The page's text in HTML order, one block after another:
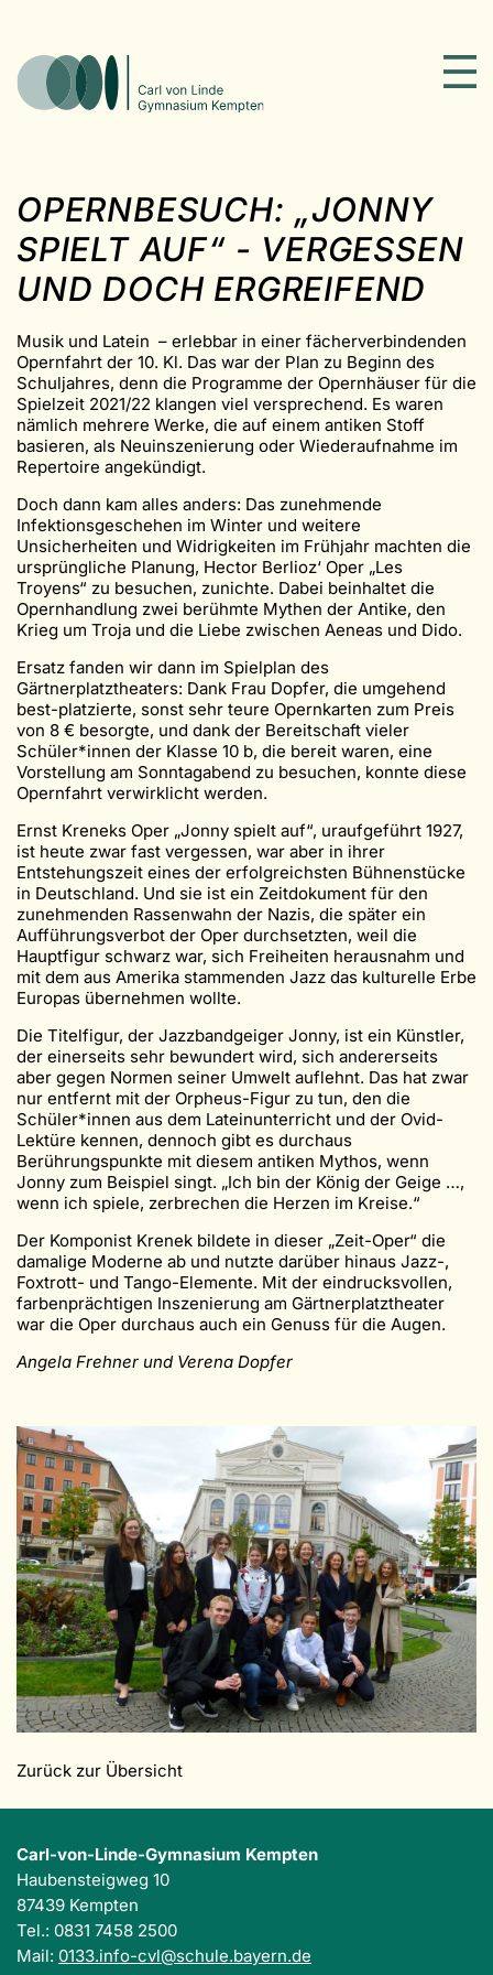
OPERNBESUCH: „JONNY
SPIELT AUF“ - VERGESSEN
UND DOCH ERGREIFEND
Musik und Latein – erlebbar in einer fächerverbindenden
Opernfahrt der 10. Kl. Das war der Plan zu Beginn des
Schuljahres, denn die Programme der Opernhäuser für die
Spielzeit 2021/22 klangen viel versprechend. Es waren
nämlich mehrere Werke, die auf einem antiken Stoff
basieren, als Neuinszenierung oder Wiederaufnahme im
Repertoire angekündigt.
Doch dann kam alles anders: Das zunehmende
Infektionsgeschehen im Winter und weitere
Unsicherheiten und Widrigkeiten im Frühjahr machten die
ursprüngliche Planung, Hector Berlioz‘ Oper „Les
Troyens“ zu besuchen, zunichte. Dabei beinhaltet die
Opernhandlung zwei berühmte Mythen der Antike, den
Krieg um Troja und die Liebe zwischen Aeneas und Dido.
Ersatz fanden wir dann im Spielplan des
Gärtnerplatztheaters: Dank Frau Dopfer, die umgehend
best-platzierte, sonst sehr teure Opernkarten zum Preis
von 8 € besorgte, und dank der Bereitschaft vieler
Schüler*innen der Klasse 10 b, die bereit waren, eine
Vorstellung am Sonntagabend zu besuchen, konnte diese
Opernfahrt verwirklicht werden.
Ernst Kreneks Oper „Jonny spielt auf“, uraufgeführt 1927,
ist heute zwar fast vergessen, war aber in ihrer
Entstehungszeit eines der erfolgreichsten Bühnenstücke
in Deutschland. Und sie ist ein Zeitdokument für den
zunehmenden Rassenwahn der Nazis, die später ein
Aufführungsverbot der Oper durchsetzten, weil die
Hauptfigur schwarz war, sich Freiheiten herausnahm und
mit dem aus Amerika stammenden Jazz das kulturelle Erbe
Europas übernehmen wollte.
Die Titelfigur, der Jazzbandgeiger Jonny, ist ein Künstler,
der einerseits sehr bewundert wird, sich andererseits
aber gegen Normen seiner Umwelt auflehnt. Das hat zwar
nur entfernt mit der Orpheus-Figur zu tun, den die
Schüler*innen aus dem Lateinunterricht und der Ovid-
Lektüre kennen, dennoch gibt es durchaus
Berührungspunkte mit diesem antiken Mythos, wenn
Jonny zum Beispiel singt. „Ich bin der König der Geige …,
wenn ich spiele, zerbrechen die Herzen im Kreise.“
Der Komponist Krenek bildete in dieser „Zeit-Oper“ die
damalige Moderne ab und nutzte darüber hinaus Jazz-,
Foxtrott- und Tango-Elemente. Mit der eindrucksvollen,
farbenprächtigen Inszenierung am Gärtnerplatztheater
war die Oper durchaus auch ein Genuss für die Augen.
Angela Frehner und Verena Dopfer
Zurück zur Übersicht
Carl-von-Linde-Gymnasium Kempten
Haubensteigweg 10
87439 Kempten
Tel.: 0831 7458 2500
Mail: 0133.info-cvl@schule.bayern.de